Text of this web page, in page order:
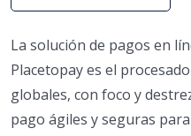
La solución de pagos en
Placetopay es el
globales, con foco y
pago ágiles y seguras